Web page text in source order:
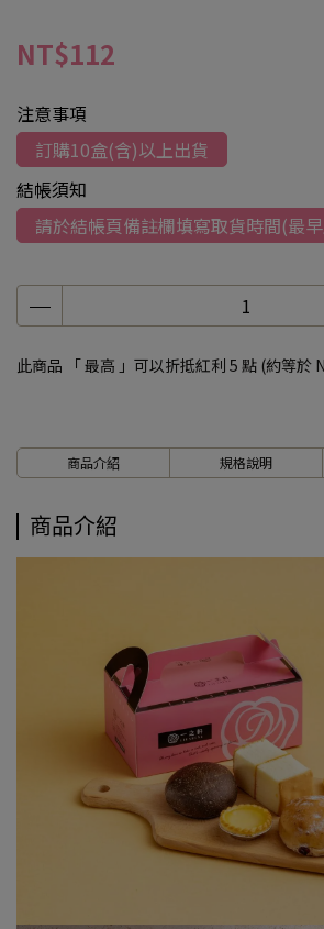
NT$112
注意事項
訂購10盒(含)以上出貨
結帳須知
請於結帳頁備註欄填寫取貨時間(最
此商品 「 最高 」可以折抵紅利 5 點 (約等於
商品介紹 規格說明
商品介紹